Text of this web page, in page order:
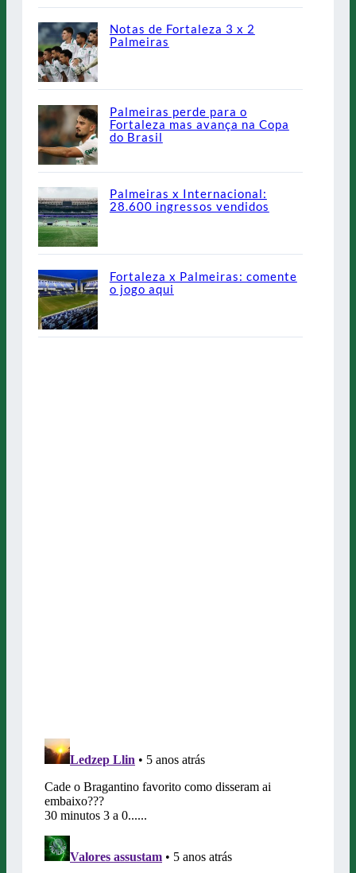
Notas de Fortaleza 3 x 2
Palmeiras
Palmeiras perde para o
Fortaleza mas avança na Copa
do Brasil
Palmeiras x Internacional:
28.600 ingressos vendidos
Fortaleza x Palmeiras: comente
o jogo aqui